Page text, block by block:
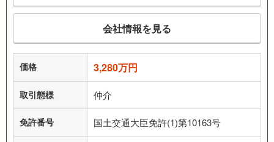
会社情報を見る
価格 3,280万円
取引態様 仲介
免許番号 国土交通大臣免許(1)第10163号